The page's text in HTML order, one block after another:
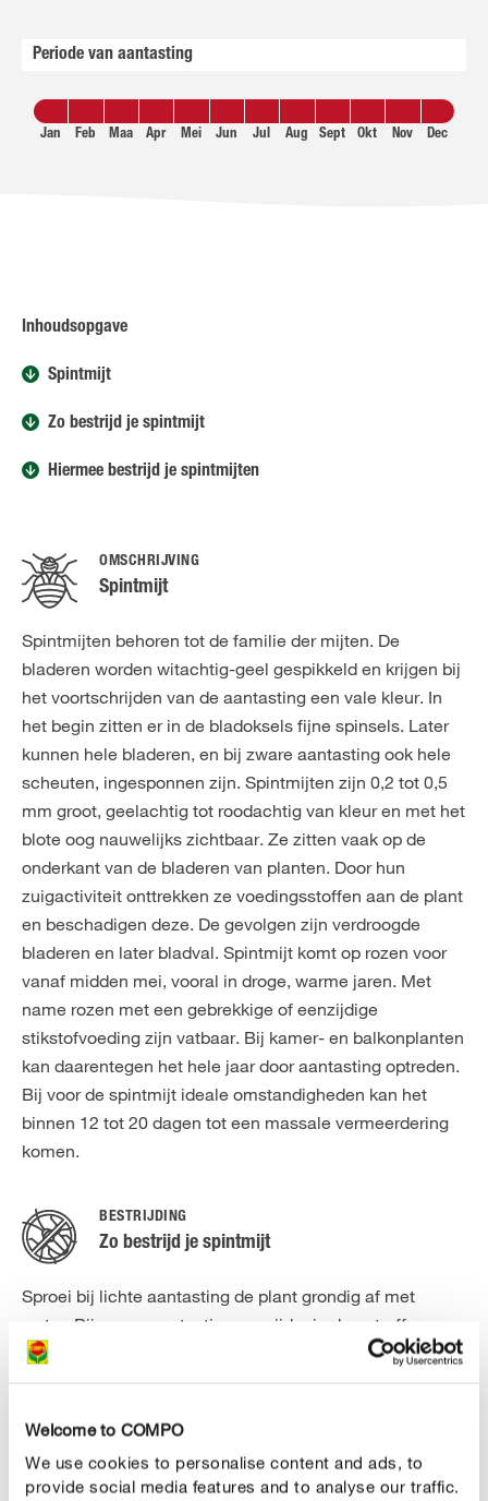
Welcome to COMPO
We use cookies to personalise content and ads, to
provide social media features and to analyse our traffic.
Periode van aantasting
Jan Feb Maa Apr Mei Jun Jul Aug Sept Okt Nov Dec
Inhoudsopgave
Spintmijt
Zo bestrijd je spintmijt
Hiermee bestrijd je spintmijten
OMSCHRIJVING
Spintmijt
Spintmijten behoren tot de familie der mijten. De
bladeren worden witachtig-geel gespikkeld en krijgen bij
het voortschrijden van de aantasting een vale kleur. In
het begin zitten er in de bladoksels fijne spinsels. Later
kunnen hele bladeren, en bij zware aantasting ook hele
scheuten, ingesponnen zijn. Spintmijten zijn 0,2 tot 0,5
mm groot, geelachtig tot roodachtig van kleur en met het
blote oog nauwelijks zichtbaar. Ze zitten vaak op de
onderkant van de bladeren van planten. Door hun
zuigactiviteit onttrekken ze voedingsstoffen aan de plant
en beschadigen deze. De gevolgen zijn verdroogde
bladeren en later bladval. Spintmijt komt op rozen voor
vanaf midden mei, vooral in droge, warme jaren. Met
name rozen met een gebrekkige of eenzijdige
stikstofvoeding zijn vatbaar. Bij kamer- en balkonplanten
kan daarentegen het hele jaar door aantasting optreden.
Bij voor de spintmijt ideale omstandigheden kan het
binnen 12 tot 20 dagen tot een massale vermeerdering
komen.
BESTRIJDING
Zo bestrijd je spintmijt
Sproei bij lichte aantasting de plant grondig af met
water. Bij zware aantasting verwijder je de getroffen
bladeren en geef je zo snel mogelijk een
onderkanten van de bladeren nat worden. Bladeren en
onkruidplanten in de omgeving van rozen moeten
worden verwijderd. Herhaal de behandeling om de pas